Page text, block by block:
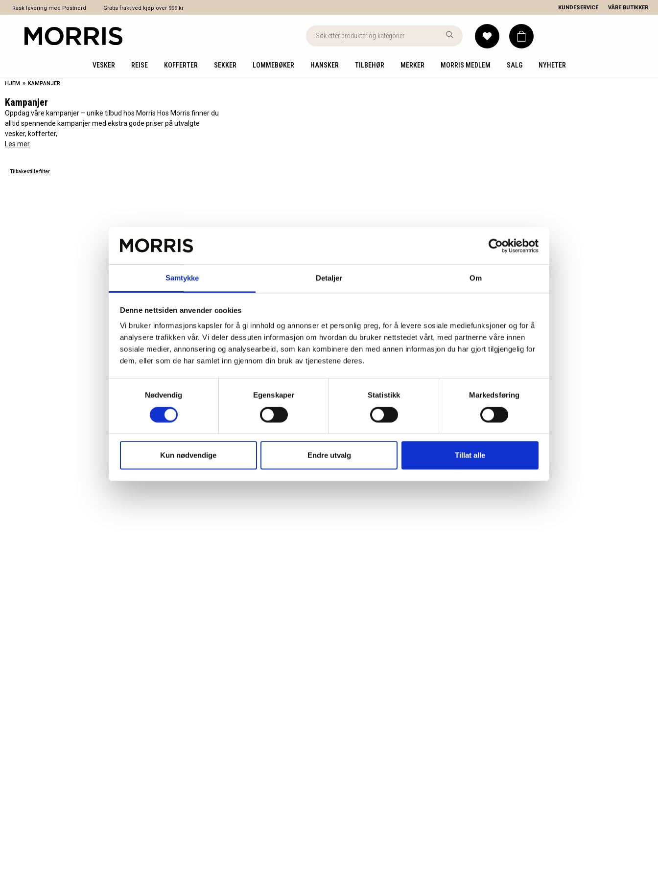
Samtykke Detaljer Om
Denne nettsiden anvender cookies
Vi bruker informasjonskapsler for å gi innhold og annonser et personlig preg, for å levere sosiale mediefunksjoner og for å
analysere trafikken vår. Vi deler dessuten informasjon om hvordan du bruker nettstedet vårt, med partnerne våre innen
sosiale medier, annonsering og analysearbeid, som kan kombinere den med annen informasjon du har gjort tilgjengelig for
dem, eller som de har samlet inn gjennom din bruk av tjenestene deres.
Nødvendig
Egenskaper Statistikk Markedsføring
Kun nødvendige Endre utvalg Tillat alle
Rask levering med Postnord Gratis frakt ved kjøp over 999 kr KUNDESERVICE VÅRE BUTIKKER
VESKER REISE KOFFERTER SEKKER LOMMEBØKER HANSKER TILBEHØR MERKER MORRIS MEDLEM SALG NYHETER
HJEM » KAMPANJER
Kampanjer
Oppdag våre kampanjer – unike tilbud hos Morris Hos Morris finner du
alltid spennende kampanjer med ekstra gode priser på utvalgte
vesker, kofferter,
Les mer
Tilbakestille filter